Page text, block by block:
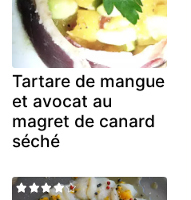
Tartare de mangue
et avocat au
magret de canard
séché